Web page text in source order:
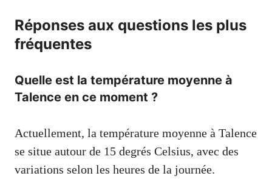
Réponses aux questions les plus
fréquentes
Quelle est la température moyenne à
Talence en ce moment ?
Actuellement, la température moyenne à Talence
se situe autour de 15 degrés Celsius, avec des
variations selon les heures de la journée.